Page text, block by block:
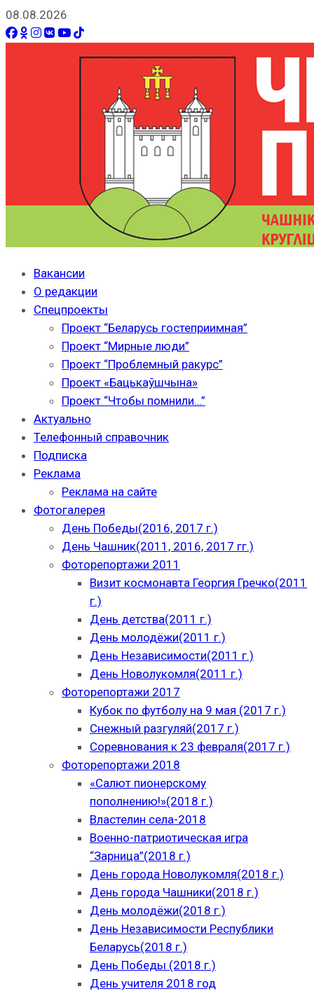
08.08.2026
Вакансии
О редакции
Спецпроекты
Проект “Беларусь гостеприимная”
Проект “Мирные люди”
Проект “Проблемный ракурс”
Проект «Бацькаўшчына»
Проект “Чтобы помнили…”
Актуально
Телефонный справочник
Подписка
Реклама
Реклама на сайте
Фотогалерея
День Победы(2016, 2017 г.)
День Чашник(2011, 2016, 2017 гг.)
Фоторепортажи 2011
Визит космонавта Георгия Гречко(2011
г.)
День детства(2011 г.)
День молодёжи(2011 г.)
День Независимости(2011 г.)
День Новолукомля(2011 г.)
Фоторепортажи 2017
Кубок по футболу на 9 мая (2017 г.)
Снежный разгуляй(2017 г.)
Соревнования к 23 февраля(2017 г.)
Фоторепортажи 2018
«Салют пионерскому
пополнению!»(2018 г.)
Властелин села-2018
Военно-патриотическая игра
“Зарница”(2018 г.)
День города Новолукомля(2018 г.)
День города Чашники(2018 г.)
День молодёжи(2018 г.)
День Независимости Республики
Беларусь(2018 г.)
День Победы (2018 г.)
День учителя 2018 год